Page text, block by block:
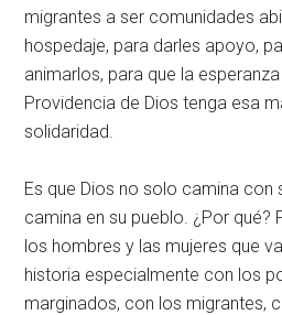
migrantes a ser comunidades
hospedaje, para darles apoyo,
animarlos, para que la
Providencia de Dios tenga esa
solidaridad.
Es que Dios no solo camina con
camina en su pueblo. ¿Por qué?
los hombres y las mujeres que
historia especialmente con los
marginados, con los migrantes,